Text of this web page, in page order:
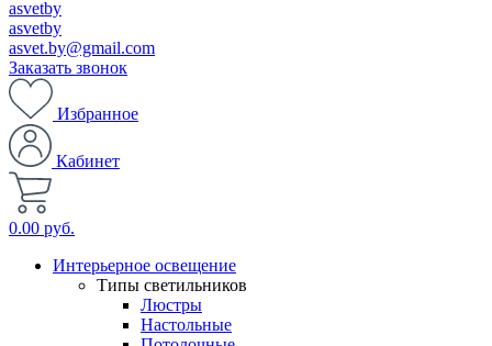
asvetby
asvetby
asvet.by@gmail.com
Заказать звонок
Избранное
Кабинет
0.00 руб.
Интерьерное освещение
Типы светильников
Люстры
Настольные